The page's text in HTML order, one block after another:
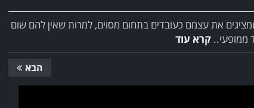
את עצמם כעובדים בתחום מסוים, למרות שאין להם שום
ממופעי.. קרא עוד
הבא